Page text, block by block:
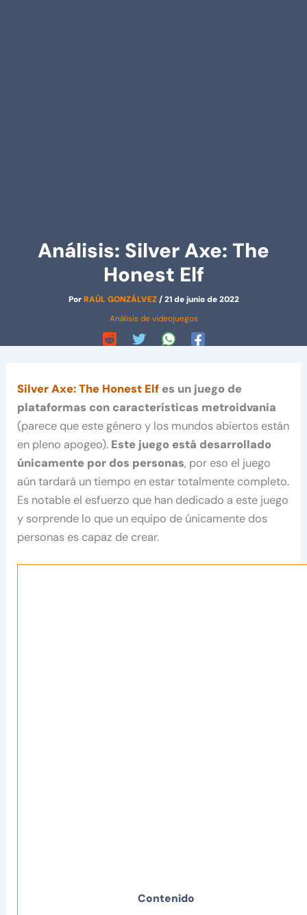
Análisis: Silver Axe: The
Honest Elf
PorRAÚL GONZÁLVEZ/21 de junio de 2022
Análisis de videojuegos
Silver Axe: The Honest Elf es un juego de
plataformas con características metroidvania
(parece que este género y los mundos abiertos están
en pleno apogeo). Este juego está desarrollado
únicamente por dos personas, por eso el juego
aún tardará un tiempo en estar totalmente completo.
Es notable el esfuerzo que han dedicado a este juego
y sorprende lo que un equipo de únicamente dos
personas es capaz de crear.
Contenido